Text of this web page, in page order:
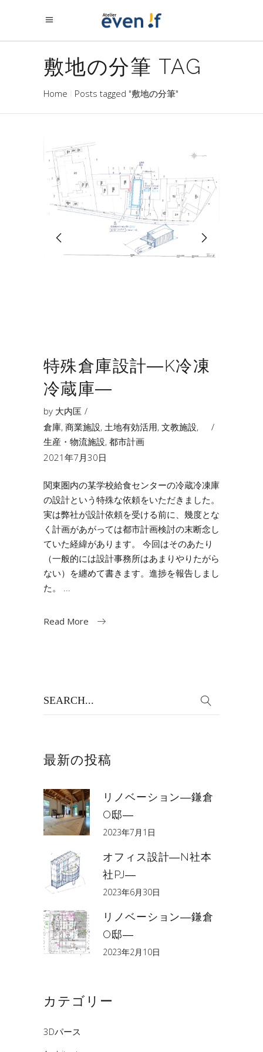
敷地の分筆 TAG
Home Posts tagged "敷地の分筆"
特殊倉庫設計―K冷凍
冷蔵庫―
by 大内匡
倉庫, 商業施設, 土地有効活用, 文教施設,
生産・物流施設, 都市計画
2021年7月30日
関東圏内の某学校給食センターの冷蔵冷凍庫
の設計という特殊な依頼をいただきました。
実は弊社が設計依頼を受ける前に、幾度とな
く計画があがっては都市計画検討の末断念し
ていた経緯があります。 今回はそのあたり
（一般的には設計事務所はあまりやりたがら
ない）を纏めて書きます。進捗を報告しまし
た。
Read More
最新の投稿
リノベーション―鎌倉
O邸―
2023年7月1日
オフィス設計―N社本
社PJ―
2023年6月30日
リノベーション―鎌倉
O邸―
2023年2月10日
カテゴリー
3Dパース